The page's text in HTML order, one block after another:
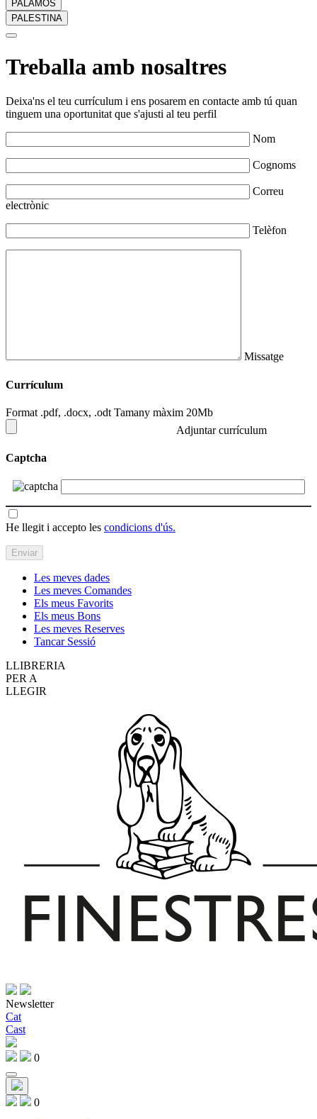
PALAMÓS
PALESTINA
Treballa amb nosaltres
Deixa'ns el teu currículum i ens posarem en contacte amb tú quan
tinguem una oportunitat que s'ajusti al teu perfil
Nom
Cognoms
Correu
electrònic
Telèfon
Missatge
Currículum
Format .pdf, .docx, .odt Tamany màxim 20Mb
Adjuntar currículum
Captcha
He llegit i accepto les condicions d'ús.
Les meves dades
Les meves Comandes
Els meus Favorits
Els meus Bons
Les meves Reserves
Tancar Sessió
LLIBRERIA
PER A
LLEGIR
Newsletter
Cat
Cast
0
0